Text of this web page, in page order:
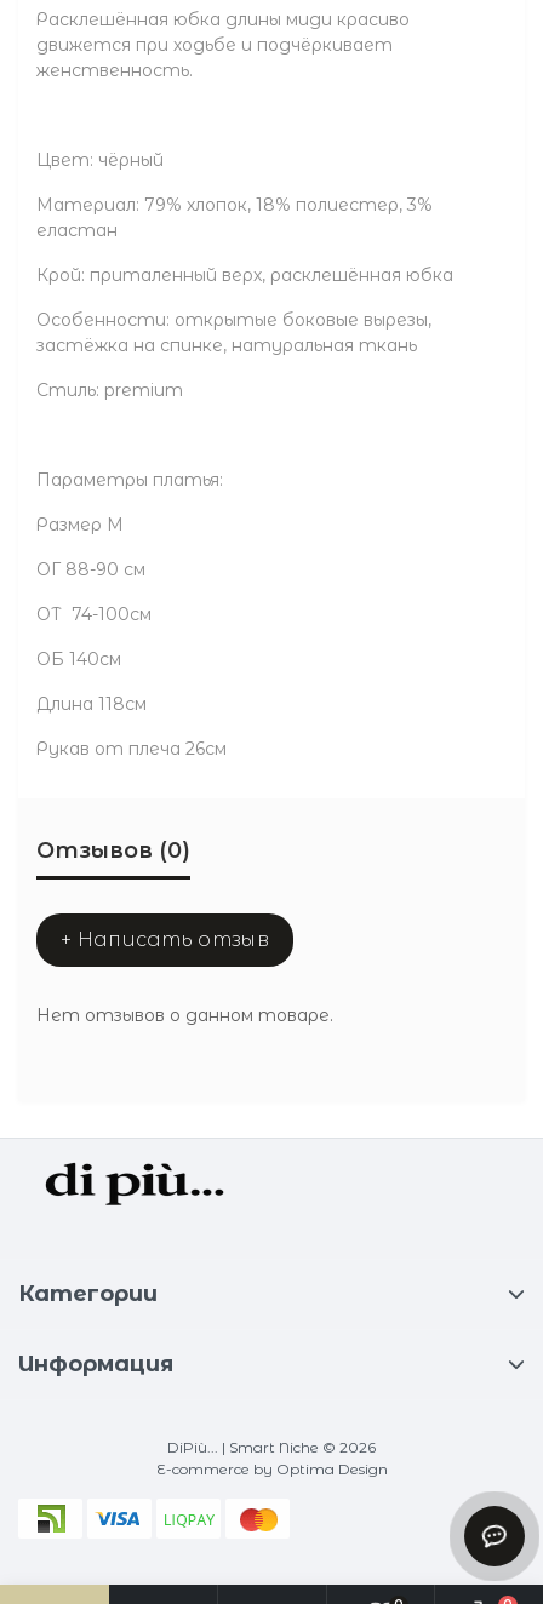
Расклешённая юбка длины миди красиво
движется при ходьбе и подчёркивает
женственность.
Цвет: чёрный
Материал: 79% хлопок, 18% полиестер, 3%
еластан
Крой: приталенный верх, расклешённая юбка
Особенности: открытые боковые вырезы,
застёжка на спинке, натуральная ткань
Стиль: premium
Параметры платья:
Размер М
ОГ 88-90 см
ОТ 74-100см
ОБ 140см
Длина 118см
Рукав от плеча 26см
Отзывов (0)
+ Написать отзыв
Нет отзывов о данном товаре.
Категории
Информация
DiPiù... | Smart Niche © 2026
E-commerce by Optima Design